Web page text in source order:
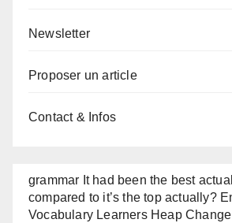
Newsletter
Proposer un article
Contact & Infos
grammar It had been the best
compared to it’s the top actually?
Vocabulary Learners Heap Change